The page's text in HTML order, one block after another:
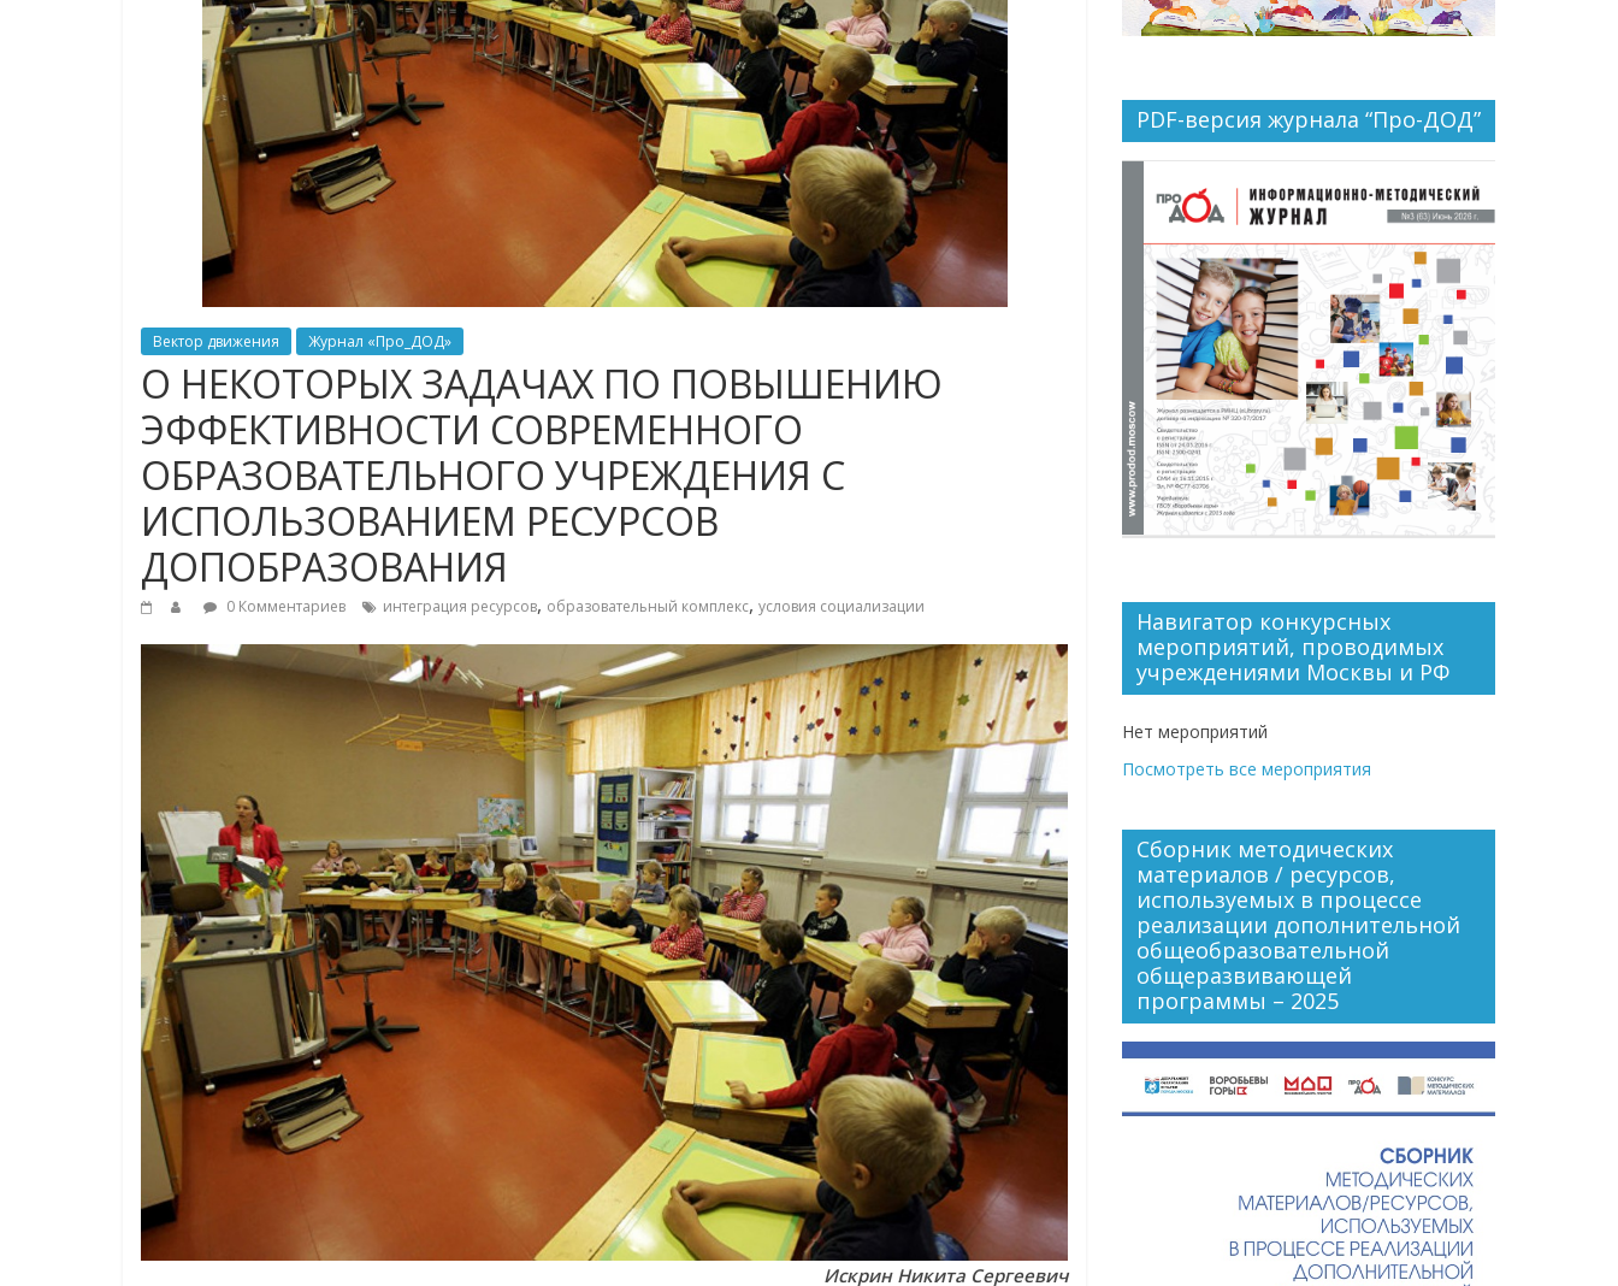
Вектор движения Журнал «Про_ДОД»
О НЕКОТОРЫХ ЗАДАЧАХ ПО ПОВЫШЕНИЮ
ЭФФЕКТИВНОСТИ СОВРЕМЕННОГО
ОБРАЗОВАТЕЛЬНОГО УЧРЕЖДЕНИЯ С
ИСПОЛЬЗОВАНИЕМ РЕСУРСОВ
ДОПОБРАЗОВАНИЯ
0 Комментариев интеграция ресурсов, образовательный комплекс, условия социализации
Искрин Никита Сергеевич
PDF-версия журнала “Про-ДОД”
Навигатор конкурсных
мероприятий, проводимых
учреждениями Москвы и РФ
Нет мероприятий
Посмотреть все мероприятия
Сборник методических
материалов / ресурсов,
используемых в процессе
реализации дополнительной
общеобразовательной
общеразвивающей
программы – 2025